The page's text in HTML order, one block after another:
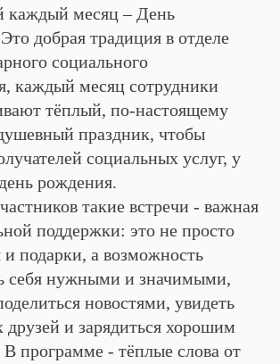
каждый месяц – День
добрая традиция в отделе
социального
каждый месяц сотрудники
тёплый, по-настоящему
праздник, чтобы
социальных услуг, у
рождения.
такие встречи - важная
поддержки: это не просто
и подарки, а возможность
себя нужными и значимыми,
новостями, увидеть
и зарядиться хорошим
программе - тёплые слова от